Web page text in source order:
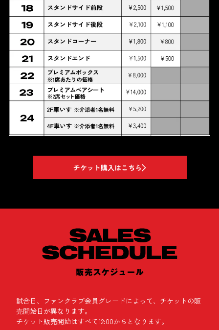
チケット購入はこちら
試合日、ファンクラブ会員グレードによって、チケットの販
売開始日が異なります。
チケット販売開始はすべて12:00からとなります。